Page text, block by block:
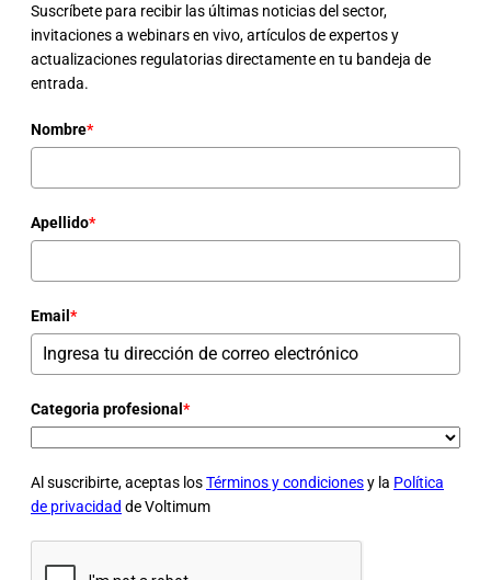
Suscríbete para recibir las últimas noticias del sector,
invitaciones a webinars en vivo, artículos de expertos y
actualizaciones regulatorias directamente en tu bandeja de
entrada.
Nombre*
Apellido*
Email *
Categoria profesional *
Al suscribirte, aceptas losTérminos y condicionesy la Política
de privacidad de Voltimum